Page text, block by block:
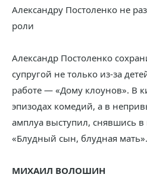
Александру Постоленко не
роли
Александр Постоленко
супругой не только из-за
работе — «Дому клоунов». В
эпизодах комедий, а в
амплуа выступил, снявшись
«Блудный сын, блудная мать».
МИХАИЛ ВОЛОШИН